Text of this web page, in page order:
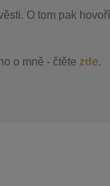
O tom pak hovoří
o mně - čtěte zde.